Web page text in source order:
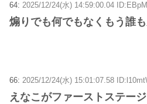
64: 2025/12/24(水) 14:59:00.04
煽りでも何でもなくもう誰
66: 2025/12/24(水) 15:01:07.58
えなこがファーストステー